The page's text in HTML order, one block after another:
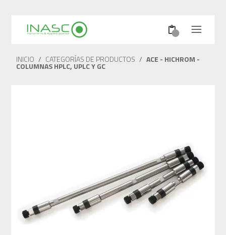
INICIO / CATEGORÍAS DE PRODUCTOS / ACE - HICHROM -
COLUMNAS HPLC, UPLC Y GC